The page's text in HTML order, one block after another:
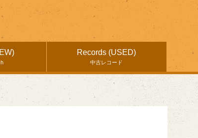
Records (USED)
中古レコード